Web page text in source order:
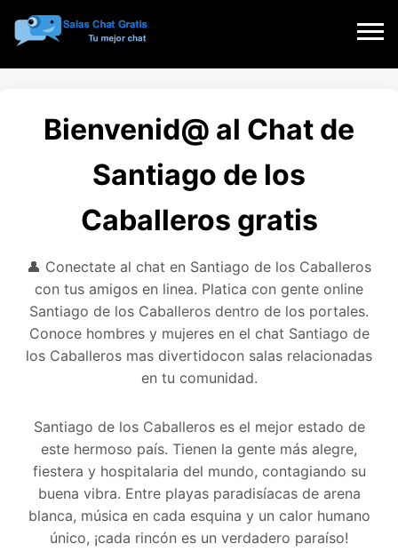
Bienvenid@ al Chat de
Santiago de los
Caballeros gratis
👤 Conectate al chat en Santiago de los Caballeros
con tus amigos en linea. Platica con gente online
Santiago de los Caballeros dentro de los portales.
Conoce hombres y mujeres en el chat Santiago de
los Caballeros mas divertidocon salas relacionadas
en tu comunidad.
Santiago de los Caballeros es el mejor estado de
este hermoso país. Tienen la gente más alegre,
fiestera y hospitalaria del mundo, contagiando su
buena vibra. Entre playas paradisíacas de arena
blanca, música en cada esquina y un calor humano
único, ¡cada rincón es un verdadero paraíso!